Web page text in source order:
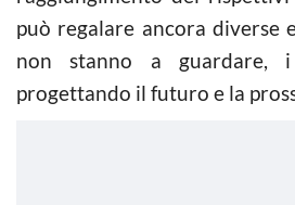
può regalare ancora diverse
non stanno a guardare, i
progettando il futuro e la